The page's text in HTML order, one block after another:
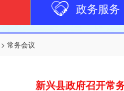
政务服务
> 常务会议
新兴县政府召开常